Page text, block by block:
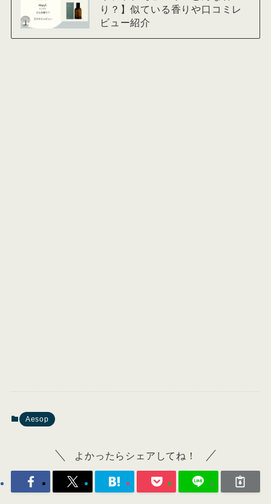
り？】似ている香りや口コミレ
ビュー紹介
Aesop
よかったらシェアしてね！